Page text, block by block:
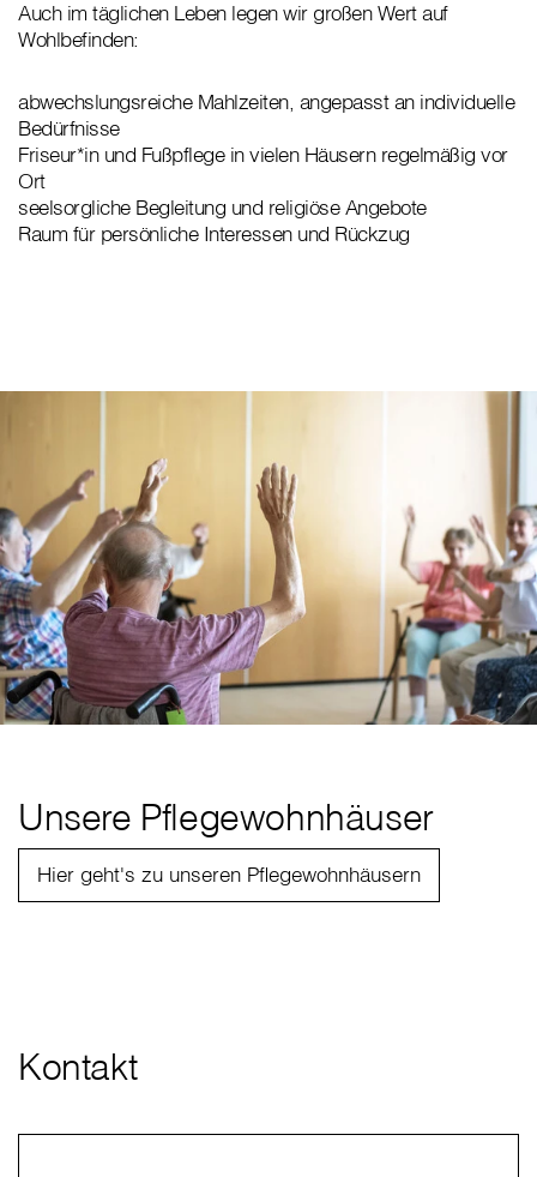
Auch im täglichen Leben legen wir großen Wert auf
Wohlbefinden:
abwechslungsreiche Mahlzeiten, angepasst an individuelle
Bedürfnisse
Friseur*in und Fußpflege in vielen Häusern regelmäßig vor
Ort
seelsorgliche Begleitung und religiöse Angebote
Raum für persönliche Interessen und Rückzug
Unsere Pflegewohnhäuser
Hier geht's zu unseren Pflegewohnhäusern
Kontakt